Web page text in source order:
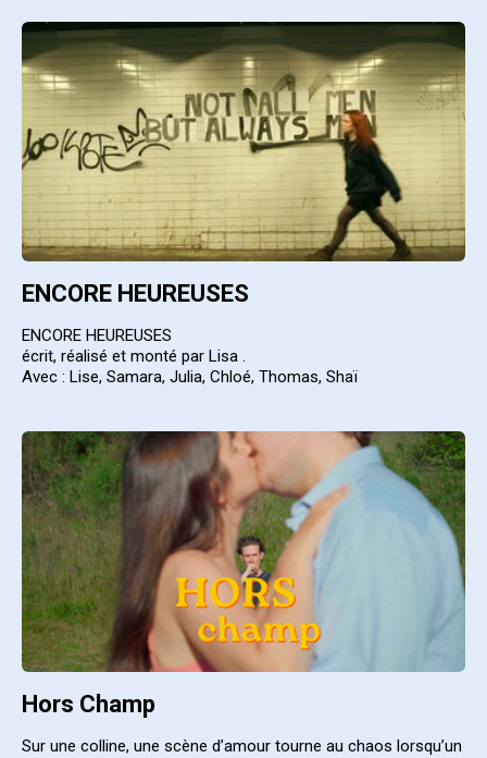
ENCORE HEUREUSES
ENCORE HEUREUSES
écrit, réalisé et monté par Lisa .
Avec : Lise, Samara, Julia, Chloé, Thomas, Shaï
Hors Champ
Sur une colline, une scène d’amour tourne au chaos lorsqu’un